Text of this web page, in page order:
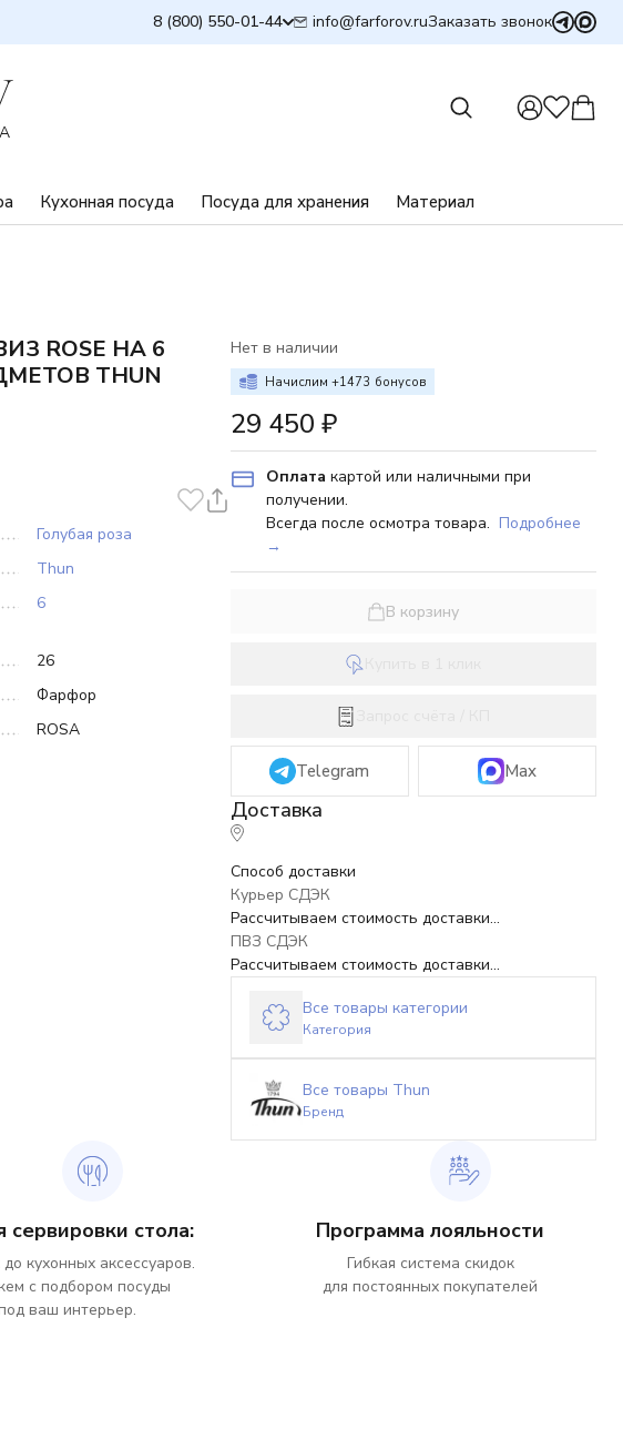
8 (800) 550-01-44 info@farforov.ruЗаказать звонок
Кухонная посуда Посуда для хранения Материал
ROSE НА 6
THUN
Голубая роза
Thun
6
26
Фарфор
ROSA
Нет в наличии
Начислим +1473 бонусов
29 450 ₽
Оплата картой или наличными при
получении.
Всегда после осмотра товара. Подробнее
→
В корзину
Telegram Max
Способ доставки
Курьер СДЭК
Рассчитываем стоимость доставки...
ПВЗ СДЭК
Рассчитываем стоимость доставки...
Все товары категории
Категория
Все товары Thun
Бренд
сервировки стола:
кухонных аксессуаров.
с подбором посуды
ваш интерьер.
Программа лояльности
Гибкая система скидок
для постоянных покупателей